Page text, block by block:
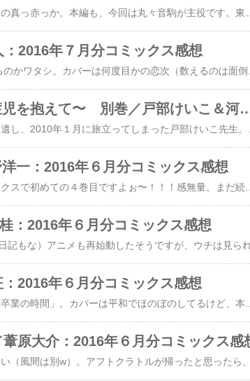
2016年７月分コミックス感想
光とともに・・・〜自閉症児を抱えて〜 別巻／戸部けいこ＆河
一：2016年６月分コミックス感想
祝！！４巻！！天野洋一先生のコミックスで初めての４巻目ですよぉ〜！！！感無量。まだ続いてますからね。５巻も出ますよね？嬉しい。もっともっと続いて欲しいです。前巻の過去編からの続き。昔の仲間を陥れた元官僚に、詐欺を仕掛けるムジナ達。ムジナ＝匡はもちろんだけど、新入り・丈も良い仕事してます。匡はほんと良い仲間に恵まれましたよね。今も昔も。気になるのは、クオンの方。奥さん＆子どもはどうなったのでしょ？「俺に家族はいねぇ」ってハッキリ言ってるしね。やはり悲しい過去が・・・！？後半は新キャラ登場。謎の美女っつーか、世界的に有名な怪盗の白鴉（ハクア）さんだそうな。う〜ん、見た目はとってもステキなんだけど、性格がちょっと苦手かなぁ？今のところ。ところで、その魅惑のお胸は、特に落ちる時なんかはバッチリ見えちゃいそうな気がするんですが？？？アナノムジナ 著者：天野洋一集英社・ジャンプコミックス・４巻は2016年６月発行
2016年６月分コミックス感想
2016年６月分コミックス感想
原大介：2016年６月分コミックス感